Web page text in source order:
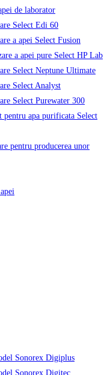
de laborator
Select Edi 60
a apei Select Fusion
a apei pure Select HP Lab
Select Neptune Ultimate
Select Analyst
Select Purewater 300
pentru apa purificata Select
pentru producerea unor
Sonorex Digiplus
Sonorex Digitec